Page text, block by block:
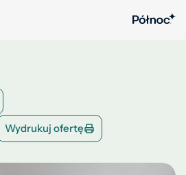
Wydrukuj ofertę